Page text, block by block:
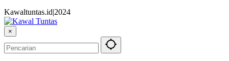
Kawaltuntas.id|2024
×